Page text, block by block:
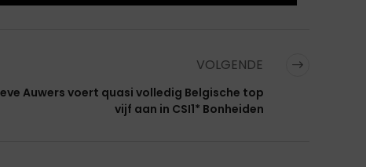
VOLGENDE
Auwers voert quasi volledig Belgische top
vijf aan in CSI1* Bonheiden